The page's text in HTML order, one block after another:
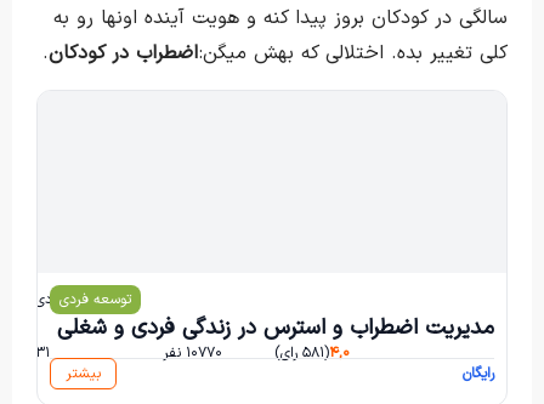
سالگی در کودکان بروز پیدا کنه و هویت آینده اونها رو به
کلی تغییر بده. اختلالی که بهش میگن:اضطراب در کودکان.
محمد هادی هادی‌زاده
توسعه فردی
مدیریت اضطراب و استرس در زندگی فردی و شغلی
۴,۰(۵۸۱ رای) ۱۰۷۷۰ نفر
۲۳۱ ساعت و ۲۷ دقیقه
رایگان
بیشتر